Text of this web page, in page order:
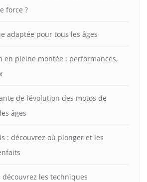
force ?
adaptée pour tous les âges
en pleine montée : performances,
de l’évolution des motos de
âges
: découvrez où plonger et les
découvrez les techniques